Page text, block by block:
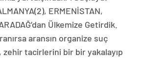
ERMENİSTAN,
Ülkemize Getirdik.
aransın organize suç
tacirlerini bir bir yakalayıp